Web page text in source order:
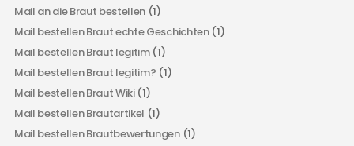
Mail an die Braut bestellen (1)
Mail bestellen Braut echte Geschichten(1)
Mail bestellen Braut legitim(1)
Mail bestellen Braut legitim? (1)
Mail bestellen Braut Wiki(1)
Mail bestellen Brautartikel (1)
Mail bestellen Brautbewertungen(1)